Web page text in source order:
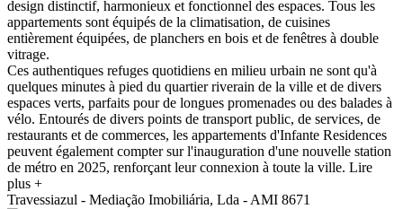
design distinctif, harmonieux et fonctionnel des espaces. Tous les
appartements sont équipés de la climatisation, de cuisines
entièrement équipées, de planchers en bois et de fenêtres à double
vitrage.
Ces authentiques refuges quotidiens en milieu urbain ne sont qu'à
quelques minutes à pied du quartier riverain de la ville et de divers
espaces verts, parfaits pour de longues promenades ou des balades à
vélo. Entourés de divers points de transport public, de services, de
restaurants et de commerces, les appartements d'Infante Residences
peuvent également compter sur l'inauguration d'une nouvelle station
de métro en 2025, renforçant leur connexion à toute la ville. Lire
plus +
Travessiazul - Mediação Imobiliária, Lda - AMI 8671